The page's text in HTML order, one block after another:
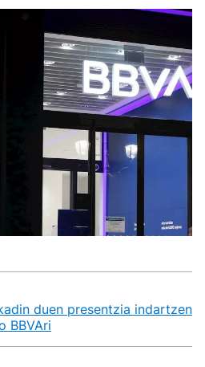
duen presentzia indartzen
BBVAri